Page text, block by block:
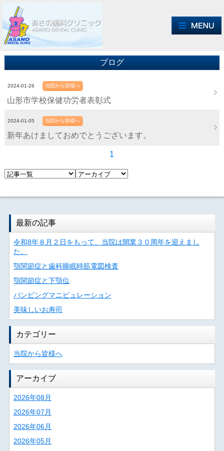
ブログ
2024-01-26 当院から皆様へ
山形市学校保健功労者表彰式
2024-01-05 当院から皆様へ
新年あけましておめでとうございます。
1
最新の記事
令和8年８月２日をもって、当院は開業３０周年を迎えまし
た。
顎関節症と歯科睡眠時筋電図検査
顎関節症と下顎位
パンピングマニピュレーション
美味しいお寿司
カテゴリー
当院から皆様へ
アーカイブ
2026年08月
2026年07月
2026年06月
2026年05月